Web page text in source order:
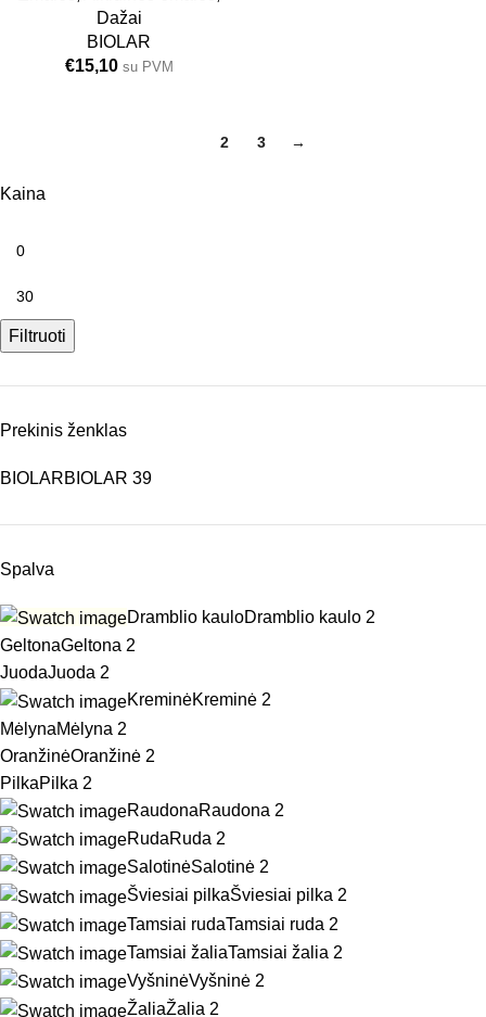
Kaina
Filtruoti
Prekinis ženklas
BIOLARBIOLAR 39
Spalva
Dramblio kauloDramblio kaulo 2
GeltonaGeltona 2
JuodaJuoda 2
KreminėKreminė 2
MėlynaMėlyna 2
OranžinėOranžinė 2
PilkaPilka 2
RaudonaRaudona 2
RudaRuda 2
SalotinėSalotinė 2
Šviesiai pilkaŠviesiai pilka 2
Tamsiai rudaTamsiai ruda 2
Tamsiai žaliaTamsiai žalia 2
VyšninėVyšninė 2
ŽaliaŽalia 2
Dažai
BIOLAR
€15,10 su PVM
2 3 →